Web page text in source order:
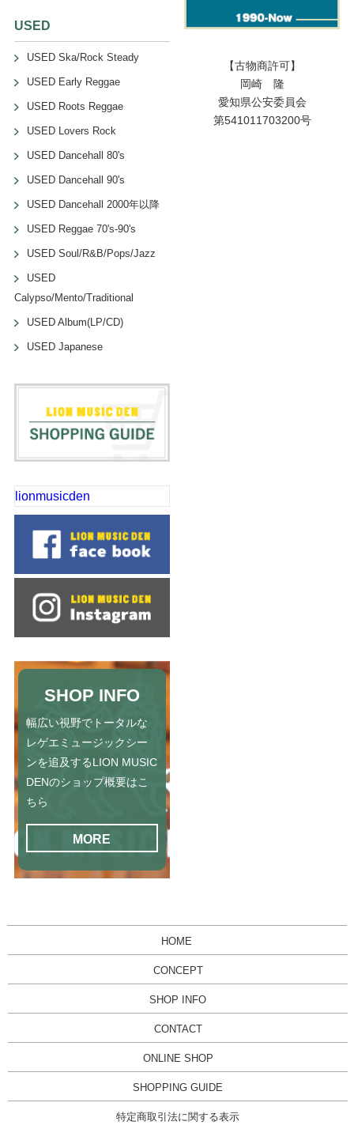
USED
USED Ska/Rock Steady
USED Early Reggae
USED Roots Reggae
USED Lovers Rock
USED Dancehall 80's
USED Dancehall 90's
USED Dancehall 2000年以降
USED Reggae 70's-90's
USED Soul/R&B/Pops/Jazz
USED
Calypso/Mento/Traditional
USED Album(LP/CD)
USED Japanese
lionmusicden
SHOP INFO
幅広い視野でトータルな
レゲエミュージックシー
ンを追及するLION MUSIC
DENのショップ概要はこ
ちら
MORE
【古物商許可】
岡崎 隆
愛知県公安委員会
第541011703200号
HOME
CONCEPT
SHOP INFO
CONTACT
ONLINE SHOP
SHOPPING GUIDE
特定商取引法に関する表示